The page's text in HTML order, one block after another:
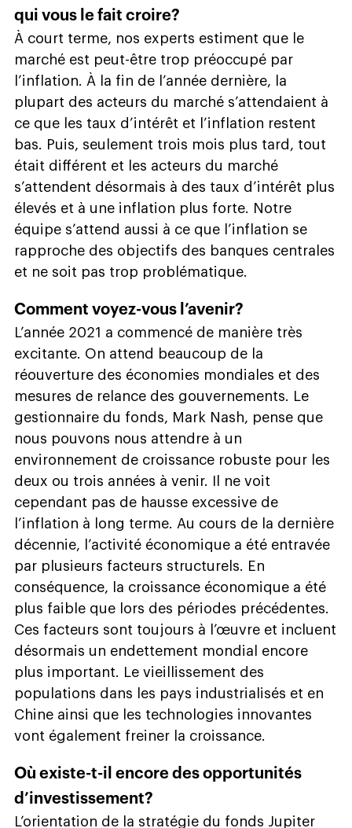
qui vous le fait croire?
À court terme, nos experts estiment que le
marché est peut-être trop préoccupé par
l’inflation. À la fin de l’année dernière, la
plupart des acteurs du marché s’attendaient à
ce que les taux d’intérêt et l’inflation restent
bas. Puis, seulement trois mois plus tard, tout
était différent et les acteurs du marché
s’attendent désormais à des taux d’intérêt plus
élevés et à une inflation plus forte. Notre
équipe s’attend aussi à ce que l’inflation se
rapproche des objectifs des banques centrales
et ne soit pas trop problématique.
Comment voyez-vous l’avenir?
L’année 2021 a commencé de manière très
excitante. On attend beaucoup de la
réouverture des économies mondiales et des
mesures de relance des gouvernements. Le
gestionnaire du fonds, Mark Nash, pense que
nous pouvons nous attendre à un
environnement de croissance robuste pour les
deux ou trois années à venir. Il ne voit
cependant pas de hausse excessive de
l’inflation à long terme. Au cours de la dernière
décennie, l’activité économique a été entravée
par plusieurs facteurs structurels. En
conséquence, la croissance économique a été
plus faible que lors des périodes précédentes.
Ces facteurs sont toujours à l’œuvre et incluent
désormais un endettement mondial encore
plus important. Le vieillissement des
populations dans les pays industrialisés et en
Chine ainsi que les technologies innovantes
vont également freiner la croissance.
Où existe-t-il encore des opportunités
d’investissement?
L’orientation de la stratégie du fonds Jupiter